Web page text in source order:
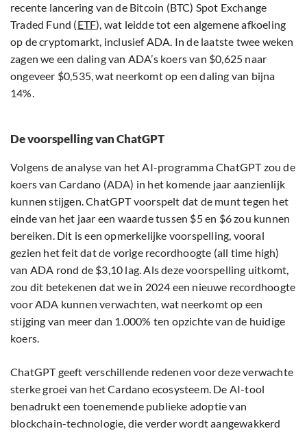
recente lancering van de Bitcoin (BTC) Spot Exchange
Traded Fund (ETF), wat leidde tot een algemene afkoeling
op de cryptomarkt, inclusief ADA. In de laatste twee weken
zagen we een daling van ADA’s koers van $0,625 naar
ongeveer $0,535, wat neerkomt op een daling van bijna
14%.
De voorspelling van ChatGPT
Volgens de analyse van het AI-programma ChatGPT zou de
koers van Cardano (ADA) in het komende jaar aanzienlijk
kunnen stijgen. ChatGPT voorspelt dat de munt tegen het
einde van het jaar een waarde tussen $5 en $6 zou kunnen
bereiken. Dit is een opmerkelijke voorspelling, vooral
gezien het feit dat de vorige recordhoogte (all time high)
van ADA rond de $3,10 lag. Als deze voorspelling uitkomt,
zou dit betekenen dat we in 2024 een nieuwe recordhoogte
voor ADA kunnen verwachten, wat neerkomt op een
stijging van meer dan 1.000% ten opzichte van de huidige
koers.
ChatGPT geeft verschillende redenen voor deze verwachte
sterke groei van het Cardano ecosysteem. De AI-tool
benadrukt een toenemende publieke adoptie van
blockchain-technologie, die verder wordt aangewakkerd